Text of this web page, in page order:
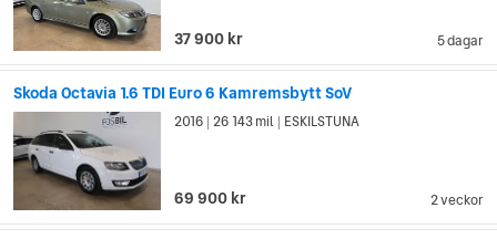
5 dagar
37 900 kr
Skoda Octavia 1.6 TDI Euro 6 Kamremsbytt SoV
2 veckor
2016 26 143 mil ESKILSTUNA
69 900 kr